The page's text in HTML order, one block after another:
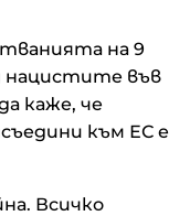
на 9
нацистите във
каже, че
към ЕС е
Всичко